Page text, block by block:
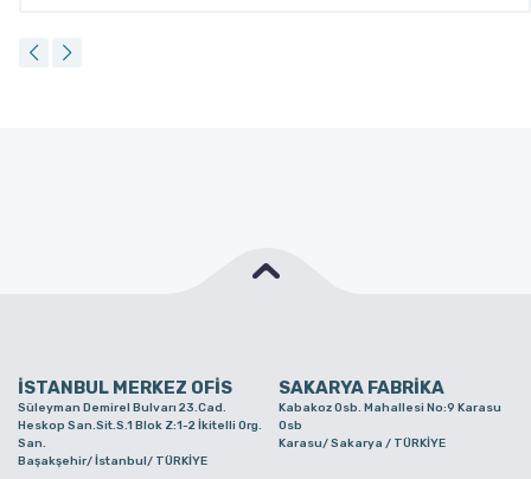
İSTANBUL MERKEZ OFİS SAKARYA FABRİKA
Süleyman Demirel Bulvarı 23.Cad.
Heskop San.Sit.S.1 Blok Z:1-2 İkitelli Org.
San.
Başakşehir/ İstanbul/ TÜRKİYE
Kabakoz Osb. Mahallesi No:9 Karasu
Osb
Karasu/ Sakarya / TÜRKİYE